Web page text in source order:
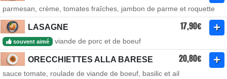
parmesan, crème, tomates fraîches, jambon de parme et roquette
LASAGNE 17,90€
souvent aimé viande de porc et de boeuf
ORECCHIETTES ALLA BARESE 20,80€
sauce tomate, roulade de viande de boeuf, basilic et ail